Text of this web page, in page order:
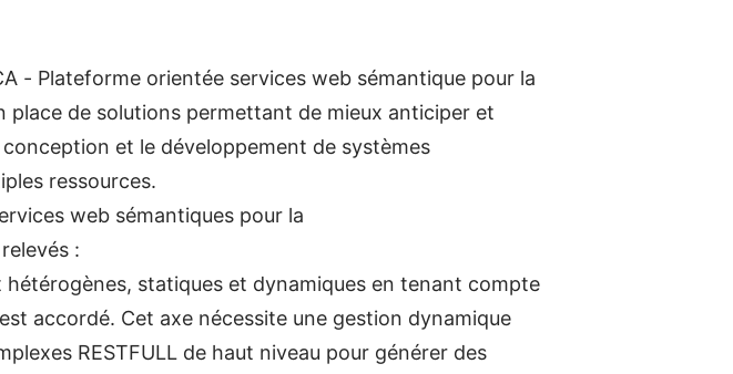
- Plateforme orientée services web sémantique pour la
de solutions permettant de mieux anticiper et
et le développement de systèmes
ressources.
web sémantiques pour la
:
statiques et dynamiques en tenant compte
accordé. Cet axe nécessite une gestion dynamique
RESTFULL de haut niveau pour générer des